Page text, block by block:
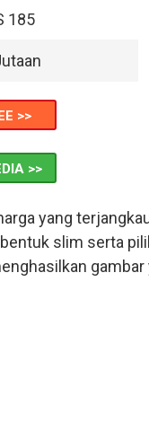
>>
>>
yang
slim serta